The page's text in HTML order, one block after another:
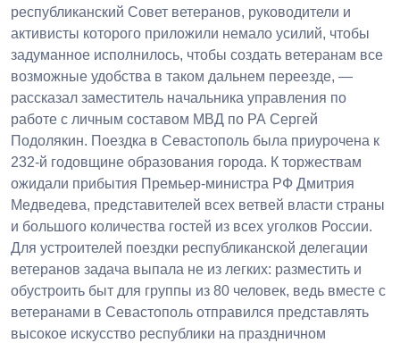
республиканский Совет ветеранов, руководители и
активисты которого приложили немало усилий, чтобы
задуманное исполнилось, чтобы создать ветеранам все
возможные удобства в таком дальнем переезде, —
рассказал заместитель начальника управления по
работе с личным составом МВД по РА Сергей
Подолякин. Поездка в Севастополь была приурочена к
232-й годовщине образования города. К торжествам
ожидали прибытия Премьер-министра РФ Дмитрия
Медведева, представителей всех ветвей власти страны
и большого количества гостей из всех уголков России.
Для устроителей поездки республиканской делегации
ветеранов задача выпала не из легких: разместить и
обустроить быт для группы из 80 человек, ведь вместе с
ветеранами в Севастополь отправился представлять
высокое искусство республики на праздничном